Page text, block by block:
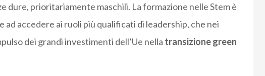
dure, prioritariamente maschili. La formazione nelle Stem è
accedere ai ruoli più qualificati di leadership, che nei
dei grandi investimenti dell’Ue nella transizione green